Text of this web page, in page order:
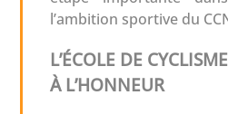
l’ambition sportive du
L’ÉCOLE DE
À L’HONNEUR